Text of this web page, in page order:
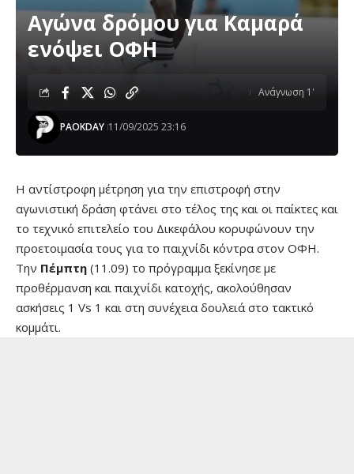
Αγώνα δρόμου για Καμαρά
ενόψει ΟΦΗ
PAOKDAY 11/09/2025 23:16
Ανάγνωση 1'
Η αντίστροφη μέτρηση για την επιστροφή στην
αγωνιστική δράση φτάνει στο τέλος της και οι παίκτες και
το τεχνικό επιτελείο του Δικεφάλου κορυφώνουν την
προετοιμασία τους για το παιχνίδι κόντρα στον ΟΦΗ.
Την Πέμπτη (11.09) το πρόγραμμα ξεκίνησε με
προθέρμανση και παιχνίδι κατοχής, ακολούθησαν
ασκήσεις 1 Vs 1 και στη συνέχεια δουλειά στο τακτικό
κομμάτι.